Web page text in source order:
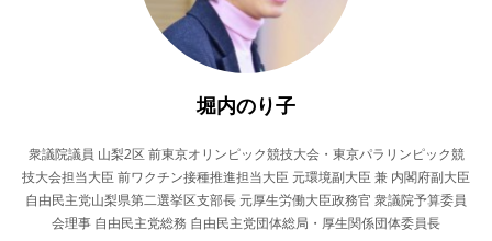
堀内のり子
衆議院議員 山梨2区 前東京オリンピック競技大会・東京パラリンピック競
技大会担当大臣 前ワクチン接種推進担当大臣 元環境副大臣 兼 内閣府副大臣
自由民主党山梨県第二選挙区支部長 元厚生労働大臣政務官 衆議院予算委員
会理事 自由民主党総務 自由民主党団体総局・厚生関係団体委員長